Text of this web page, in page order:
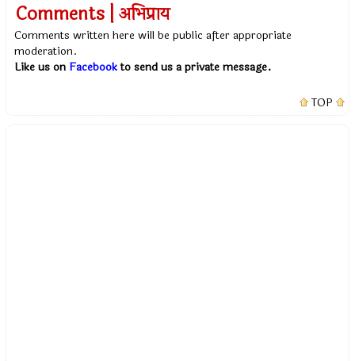
Comments | अभिप्राय
Comments written here will be public after appropriate
moderation.
Like us on Facebookto send us a private message.
TOP